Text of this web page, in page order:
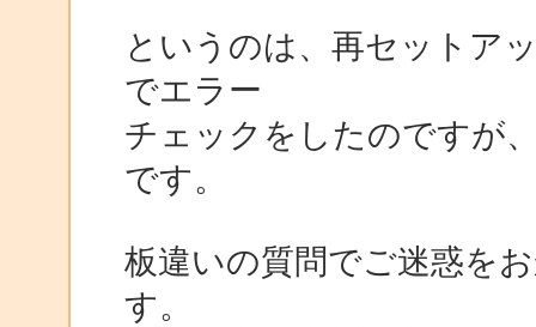
というのは、再セットア
でエラー
チェックをしたのですが
です。
板違いの質問でご迷惑を
す。